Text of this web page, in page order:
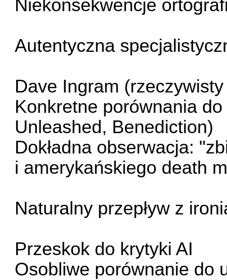
Niekonsekwencje
Autentyczna
Dave Ingram
Konkretne porównania do
Unleashed, Benediction)
Dokładna obserwacja:
i amerykańskiego death
Naturalny przepływ z
Przeskok do krytyki AI
Osobliwe porównanie do